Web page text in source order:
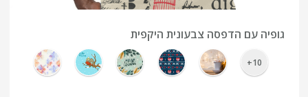
גופיה עם הדפסה צבעונית היקפית
10+